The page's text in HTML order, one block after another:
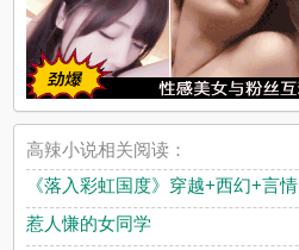
高辣小说相关阅读：
《落入彩虹国度》穿越+西幻+言情
惹人慊的女同学